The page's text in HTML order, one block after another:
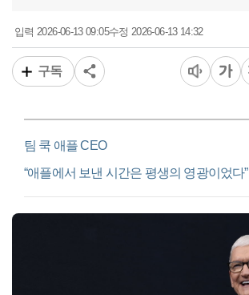
입력2026-06-13 09:05수정 2026-06-13 14:32
구독
팀 쿡 애플 CEO
“애플에서 보낸 시간은 평생의 영광이었다”